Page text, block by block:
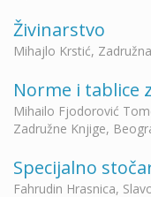
Živinarstvo
Mihajlo Krstić,
Norme i tablice
Mihailo Fjodorović
Zadružne Knjige,
Specijalno
Fahrudin Hrasnica,